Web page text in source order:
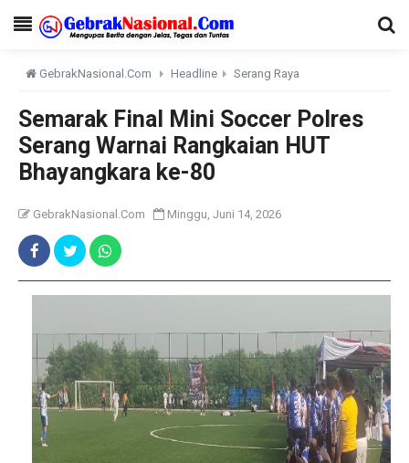
GebrakNasional.Com Headline Serang Raya
Semarak Final Mini Soccer Polres
Serang Warnai Rangkaian HUT
Bhayangkara ke-80
GebrakNasional.Com Minggu, Juni 14, 2026